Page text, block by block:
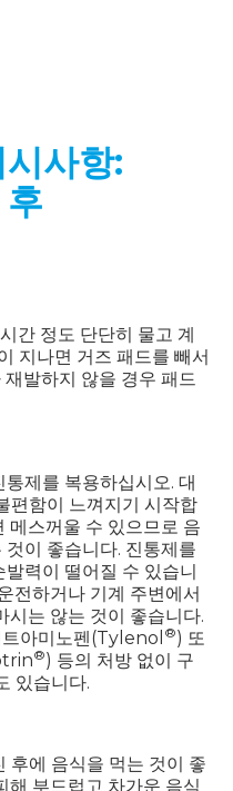
사항:
간 정도 단단히 물고 계
지나면 거즈 패드를 빼서
발하지 않을 경우 패드
제를 복용하십시오. 대
편함이 느껴지기 시작합
메스꺼울 수 있으므로 음
이 좋습니다. 진통제를
력이 떨어질 수 있습니
전하거나 기계 주변에서
시는 않는 것이 좋습니다.
아미노펜(Tylenol ®) 또
®) 등의 처방 없이 구
있습니다.
후에 음식을 먹는 것이 좋
해 부드럽고 차가운 음식